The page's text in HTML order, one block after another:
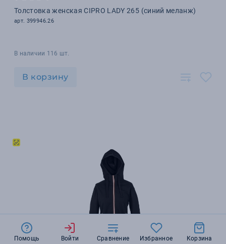
Толстовка женская CIPRO LADY 265 (синий меланж)
арт. 399946.26
В наличии 116 шт.
В корзину
Помощь Войти Сравнение Избранное Корзина